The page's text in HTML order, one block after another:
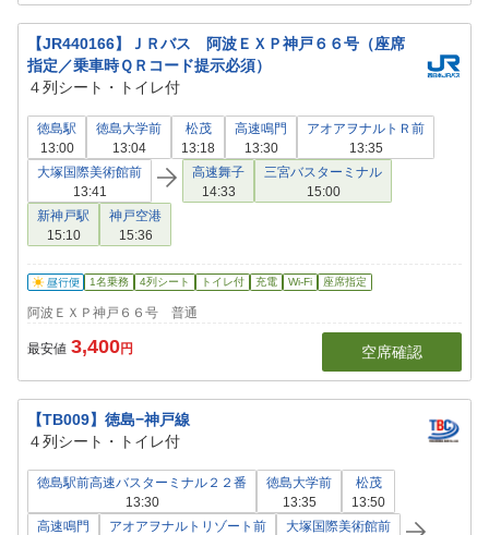
【JR440166】ＪＲバス 阿波ＥＸＰ神戸６６号（座席
指定／乗車時ＱＲコード提示必須）
４列シート・トイレ付
徳島駅
13:00
徳島大学前
13:04
松茂
13:18
高速鳴門
13:30
アオアヲナルトＲ前
13:35
大塚国際美術館前
13:41
高速舞子
14:33
三宮バスターミナル
15:00
新神戸駅
15:10
神戸空港
15:36
1名乗務 4列シート トイレ付 充電 Wi-Fi 座席指定
阿波ＥＸＰ神戸６６号 普通
最安値 3,400円 空席確認
【TB009】徳島−神戸線
４列シート・トイレ付
徳島駅前高速バスターミナル２２番
13:30
徳島大学前
13:35
松茂
13:50
高速鳴門
アオアヲナルトリゾート前
大塚国際美術館前